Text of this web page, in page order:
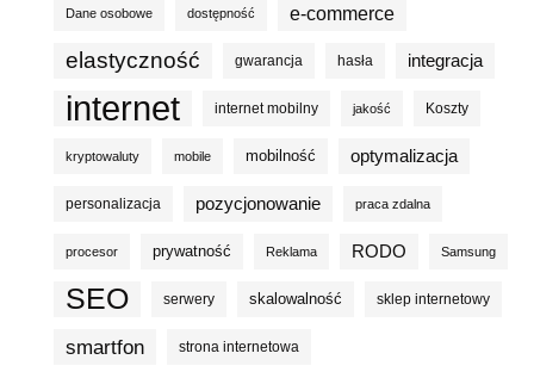
Dane osobowe dostępność e-commerce
elastyczność gwarancja hasła integracja
internet internet mobilny jakość Koszty
kryptowaluty mobile mobilność optymalizacja
personalizacja pozycjonowanie praca zdalna
procesor prywatność Reklama RODO Samsung
SEO serwery skalowalność sklep internetowy
smartfon strona internetowa